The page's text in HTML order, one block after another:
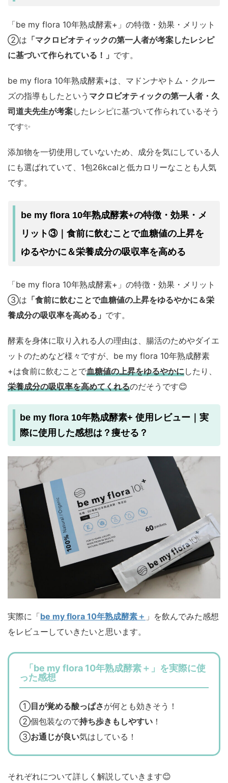
「be my flora 10年熟成酵素+」の特徴・効果・メリット
②は 「マクロビオティックの第一人者が考案したレシピ
に基づいて作られている！」 です。
be my flora 10年熟成酵素+は、マドンナやトム・クルー
ズの指導もしたという マクロビオティックの第一人者・久
司道夫先生が考案したレシピに基づいて作られているそう
です✨
添加物を一切使用していないため、成分を気にしている人
にも選ばれていて、1包26kcalと低カロリーなことも人気
です。
be my flora 10年熟成酵素+の特徴・効果・メ
リット③｜食前に飲むことで血糖値の上昇を
ゆるやかに＆栄養成分の吸収率を高める
「be my flora 10年熟成酵素+」の特徴・効果・メリット
③は 「食前に飲むことで血糖値の上昇をゆるやかに＆栄
養成分の吸収率を高める」 です。
酵素を身体に取り入れる人の理由は、腸活のためやダイエ
ットのためなど様々ですが、be my flora 10年熟成酵素
+は食前に飲むことで血糖値の上昇をゆるやかにしたり、
栄養成分の吸収率を高めてくれるのだそうです😊
be my flora 10年熟成酵素+ 使用レビュー｜実
際に使用した感想は？痩せる？
実際に「be my flora 10年熟成酵素＋ 」を飲んでみた感想
をレビューしていきたいと思います。
「be my flora 10年熟成酵素＋」を実際に使
った感想
①目が覚める酸っぱさが何とも効きそう！
②個包装なので持ち歩きもしやすい ！
③お通じが良い気はしている！
それぞれについて詳しく解説していきます😊